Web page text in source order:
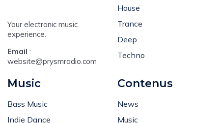
Your electronic music
experience.
Email :
website@prysmradio.com
House
Trance
Deep
Techno
Music
Bass Music
Indie Dance
Contenus
News
Music